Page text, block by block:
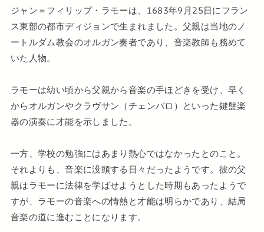
ジャン＝フィリップ・ラモーは、1683年9月25日にフラン
ス東部の都市ディジョンで生まれました。父親は当地のノ
ートルダム教会のオルガン奏者であり、音楽教師も務めて
いた人物。
ラモーは幼い頃から父親から音楽の手ほどきを受け、早く
からオルガンやクラヴサン（チェンバロ）といった鍵盤楽
器の演奏に才能を示しました。
一方、学校の勉強にはあまり熱心ではなかったとのこと。
それよりも、音楽に没頭する日々だったようです。彼の父
親はラモーに法律を学ばせようとした時期もあったようで
すが、ラモーの音楽への情熱と才能は明らかであり、結局
音楽の道に進むことになります。